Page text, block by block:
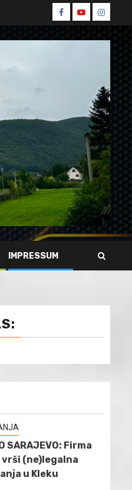
Spin
Facebook
Spin
Youtube
Spin
IMPRESSUM
SARAJEVO: Firma
vrši (ne)legalna
u Kleku